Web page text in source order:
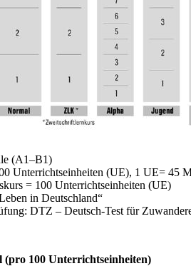
(A1–B1)
Unterrichtseinheiten (UE), 1 UE= 45
= 100 Unterrichtseinheiten (UE)
in Deutschland“
DTZ – Deutsch-Test für
(pro 100 Unterrichtseinheiten)